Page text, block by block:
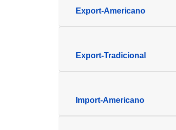
Export-Americano
Export-Tradicional
Import-Americano